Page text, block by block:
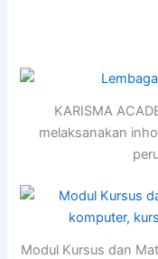
KARISMA
melaksanakan
Modul Kursus dan